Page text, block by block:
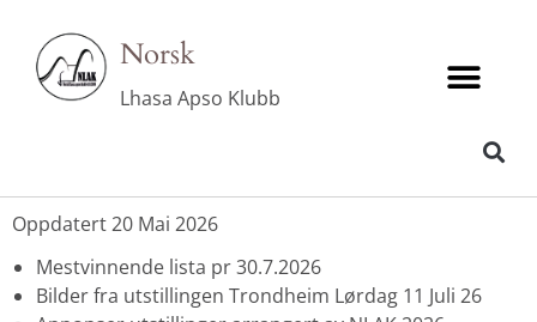
Norsk
Lhasa Apso Klubb
Oppdatert 20 Mai 2026
Mestvinnende lista pr 30.7.2026
Bilder fra utstillingen Trondheim Lørdag 11 Juli 26